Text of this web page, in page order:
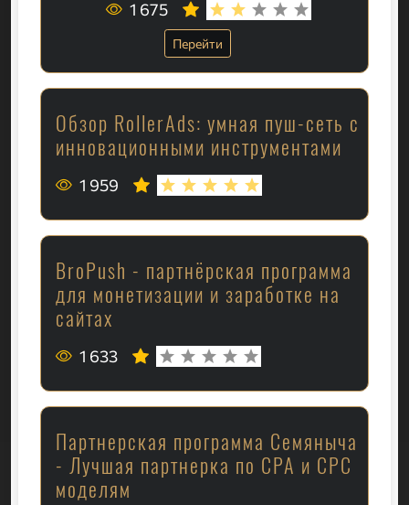
1 675
Перейти
Обзор RollerAds: умная пуш-сеть с
инновационными инструментами
1 959
BroPush - партнёрская программа
для монетизации и заработке на
сайтах
1 633
Партнерская программа Семяныча
- Лучшая партнерка по CPA и CPC
моделям